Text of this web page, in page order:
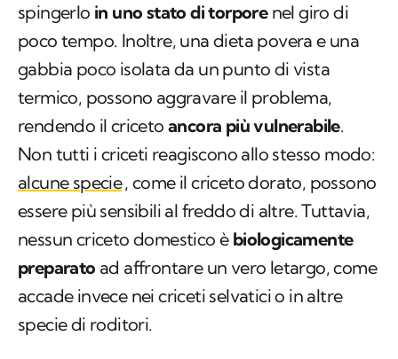
spingerlo in uno stato di torporenel giro di
poco tempo. Inoltre, una dieta povera e una
gabbia poco isolata da un punto di vista
termico, possono aggravare il problema,
rendendo il criceto ancora più vulnerabile.
Non tutti i criceti reagiscono allo stesso modo:
alcune specie, come il criceto dorato, possono
essere più sensibili al freddo di altre. Tuttavia,
nessun criceto domestico è biologicamente
preparato ad affrontare un vero letargo, come
accade invece nei criceti selvatici o in altre
specie di roditori.